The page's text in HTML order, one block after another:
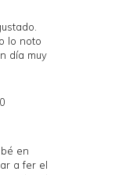
lo noto
día muy
en
a fer el